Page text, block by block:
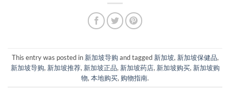
This entry was posted in 新加坡导购 and tagged 新加坡, 新加坡保健品,
新加坡导购, 新加坡推荐, 新加坡正品, 新加坡药店, 新加坡购买, 新加坡购
物, 本地购买, 购物指南.